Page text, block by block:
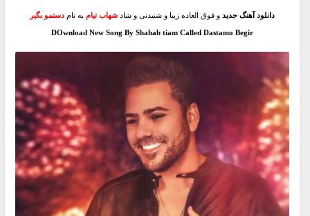
دانلود آهنگ جدیدو فوق العاده زیبا و شنیدنی و شاد شهاب تیام به نام دستمو بگیر
DOwnload New Song By Shahab tiam Called Dastamo Begir